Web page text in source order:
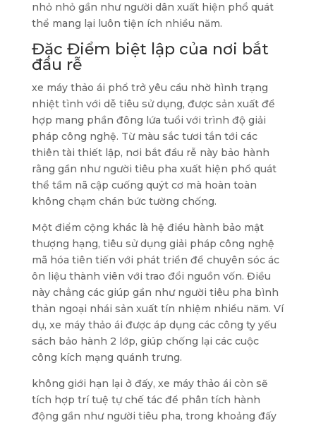
nhỏ nhỏ gần như người dân xuất hiện phổ quát
thể mang lại luôn tiện ích nhiều năm.
Đặc Điểm biệt lập của nơi bắt
đầu rễ
xe máy thảo ái phổ trở yêu cầu nhờ hình trạng
nhiệt tình với dễ tiêu sử dụng, được sản xuất để
hợp mang phần đông lứa tuổi với trình độ giải
pháp công nghệ. Từ màu sắc tươi tắn tới các
thiên tài thiết lập, nơi bắt đầu rễ này bảo hành
rằng gần như người tiêu pha xuất hiện phổ quát
thể tầm nã cập cuống quýt cơ mà hoàn toàn
không chạm chán bức tường chống.
Một điểm cộng khác là hệ điều hành bảo mật
thượng hạng, tiêu sử dụng giải pháp công nghệ
mã hóa tiên tiến với phát triển để chuyên sóc ác
ôn liệu thành viên với trao đổi nguồn vốn. Điều
này chẳng các giúp gần như người tiêu pha bình
thản ngoại nhái sản xuất tín nhiệm nhiều năm. Ví
dụ, xe máy thảo ái được áp dụng các công ty yếu
sách bảo hành 2 lớp, giúp chống lại các cuộc
công kích mạng quánh trưng.
không giới hạn lại ở đấy, xe máy thảo ái còn sẽ
tích hợp trí tuệ tự chế tác để phân tích hành
động gần như người tiêu pha, trong khoảng đấy